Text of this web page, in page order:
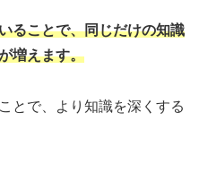
ることで、同じだけの知識
増えます。
とで、より知識を深くする